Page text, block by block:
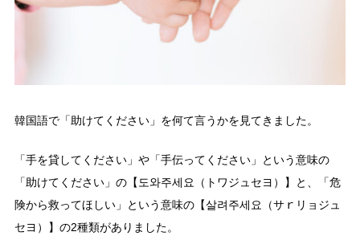
韓国語で「助けてください」を何て言うかを見てきました。
「手を貸してください」や「手伝ってください」という意味の
「助けてください」の【도와주세요（トワジュセヨ）】と、「危
険から救ってほしい」という意味の【살려주세요（サｒリョジュ
セヨ）】の2種類がありました。